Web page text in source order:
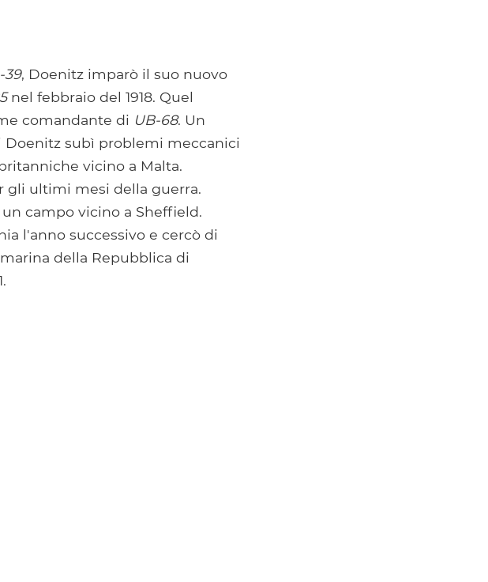
39, Doenitz imparò il suo nuovo
nel febbraio del 1918. Quel
comandante di UB-68. Un
Doenitz subì problemi meccanici
vicino a Malta.
gli ultimi mesi della guerra.
campo vicino a Sheffield.
l'anno successivo e cercò di
della Repubblica di